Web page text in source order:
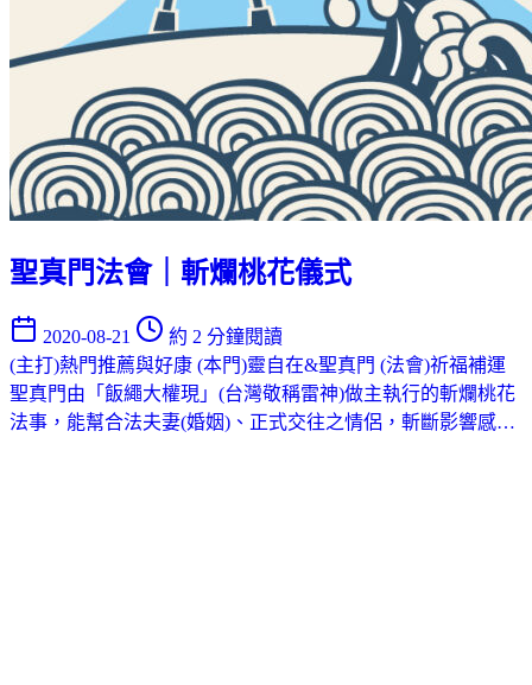
聖真門法會｜斬爛桃花儀式
2020-08-21
約 2 分鐘閱讀
(主打)熱門推薦與好康 (本門)靈自在&聖真門 (法會)祈福補運
聖真門由「飯繩大權現」(台灣敬稱雷神)做主執行的斬爛桃花
法事，能幫合法夫妻(婚姻)、正式交往之情侶，斬斷影響感…